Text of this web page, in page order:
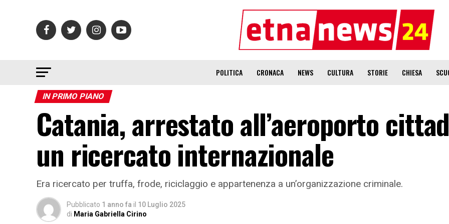
POLITICA CRONACA NEWS CULTURA STORIE CHIESA
IN PRIMO PIANO
Catania, arrestato all’aeroporto
un ricercato internazionale
Era ricercato per truffa, frode, riciclaggio e appartenenza a un’organizzazione criminale.
Pubblicato 1 anno fa il 10 Luglio 2025
di Maria Gabriella Cirino